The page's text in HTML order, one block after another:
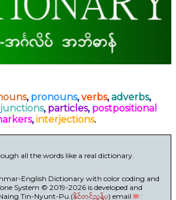
, pronouns,verbs,adverbs,
, particles, postpositional
,interjections.
all the words like a real dictionary.
English Dictionary with color coding and
System © 2019-2026 is developed and
Tin-Nyunt-Pu.(နိုင်တင်ညွန့်ပု) email ✉: